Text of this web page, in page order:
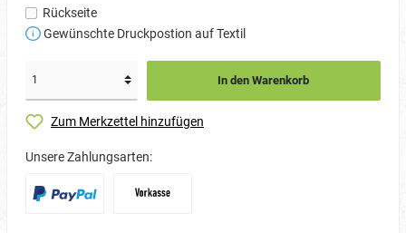
Rückseite
Gewünschte Druckpostion auf Textil
In den Warenkorb
Zum Merkzettel hinzufügen
Unsere Zahlungsarten: